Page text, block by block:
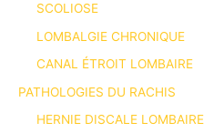
SCOLIOSE
LOMBALGIE CHRONIQUE
CANAL ÉTROIT LOMBAIRE
PATHOLOGIES DU RACHIS
HERNIE DISCALE LOMBAIRE